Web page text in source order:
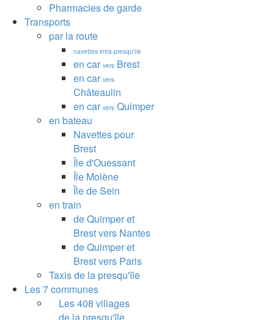
Pharmacies de garde
Transports
par la route
navettes intra-presqu'île
en car vers Brest
en car vers
Châteaulin
en car vers Quimper
en bateau
Navettes pour
Brest
Île d'Ouessant
Île Molène
Île de Sein
en train
de Quimper et
Brest vers Nantes
de Quimper et
Brest vers Paris
Taxis de la presqu'île
Les 7 communes
Les 408 villages